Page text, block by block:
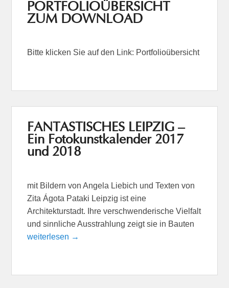
PORTFOLIOÜBERSICHT
ZUM DOWNLOAD
Bitte klicken Sie auf den Link: Portfolioübersicht
FANTASTISCHES LEIPZIG –
Ein Fotokunstkalender 2017
und 2018
mit Bildern von Angela Liebich und Texten von
Zita Ágota Pataki Leipzig ist eine
Architekturstadt. Ihre verschwenderische Vielfalt
und sinnliche Ausstrahlung zeigt sie in Bauten
weiterlesen →